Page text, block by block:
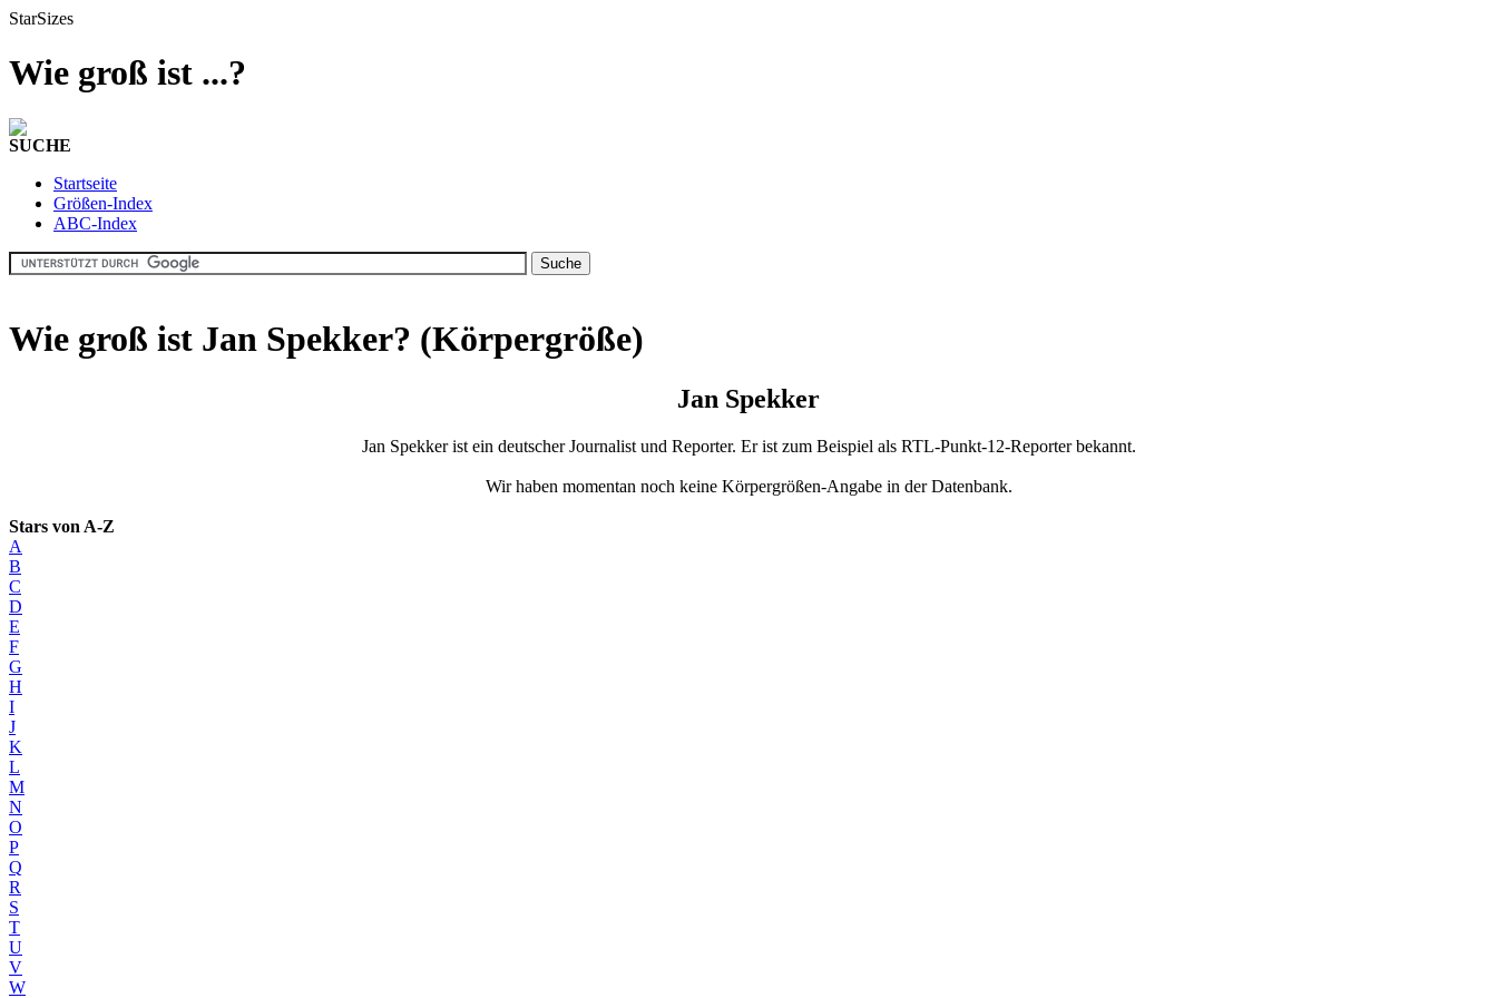
StarSizes
Wie groß ist ...?
SUCHE
Startseite
Größen-Index
ABC-Index
Wie groß ist Jan Spekker? (Körpergröße)
Jan Spekker
Jan Spekker ist ein deutscher Journalist und Reporter. Er ist zum Beispiel als RTL-Punkt-12-Reporter bekannt.
Wir haben momentan noch keine Körpergrößen-Angabe in der Datenbank.
Stars von A-Z
A
B
C
D
E
F
G
H
I
J
K
L
M
N
O
P
Q
R
S
T
U
V
W